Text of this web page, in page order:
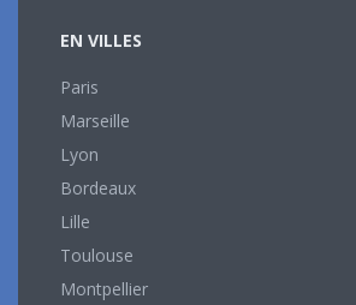
EN VILLES
Paris
Marseille
Lyon
Bordeaux
Lille
Toulouse
Montpellier